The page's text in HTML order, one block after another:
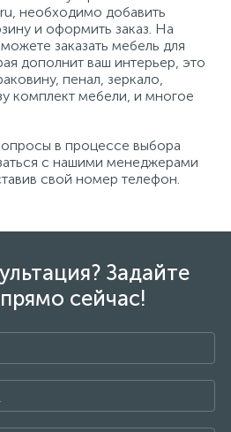
необходимо добавить
и оформить заказ. На
заказать мебель для
дополнит ваш интерьер, это
пенал, зеркало,
комплект мебели, и многое
в процессе выбора
с нашими менеджерами
свой номер телефон.
Задайте
сейчас!